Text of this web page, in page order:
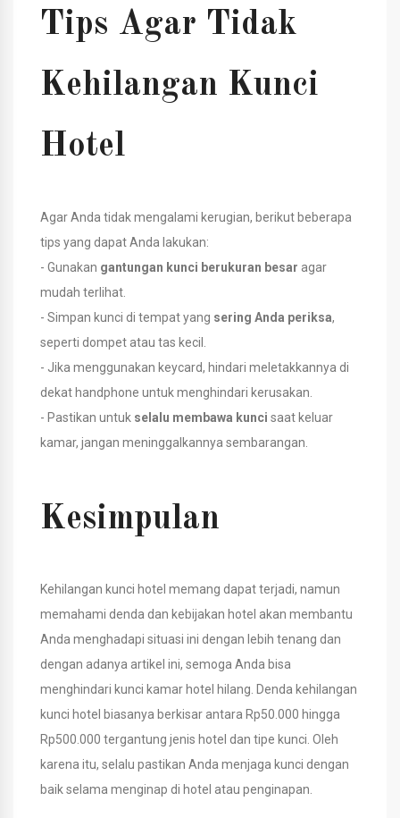
Tips Agar Tidak
Kehilangan Kunci
Hotel
Agar Anda tidak mengalami kerugian, berikut beberapa
tips yang dapat Anda lakukan:
- Gunakan gantungan kunci berukuran besar agar
mudah terlihat.
- Simpan kunci di tempat yang sering Anda periksa,
seperti dompet atau tas kecil.
- Jika menggunakan keycard, hindari meletakkannya di
dekat handphone untuk menghindari kerusakan.
- Pastikan untuk selalu membawa kunci saat keluar
kamar, jangan meninggalkannya sembarangan.
Kesimpulan
Kehilangan kunci hotel memang dapat terjadi, namun
memahami denda dan kebijakan hotel akan membantu
Anda menghadapi situasi ini dengan lebih tenang dan
dengan adanya artikel ini, semoga Anda bisa
menghindari kunci kamar hotel hilang. Denda kehilangan
kunci hotel biasanya berkisar antara Rp50.000 hingga
Rp500.000 tergantung jenis hotel dan tipe kunci. Oleh
karena itu, selalu pastikan Anda menjaga kunci dengan
baik selama menginap di hotel atau penginapan.